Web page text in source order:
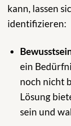
kann, lassen
identifizieren:
ein
noch nicht
Lösung
sein und